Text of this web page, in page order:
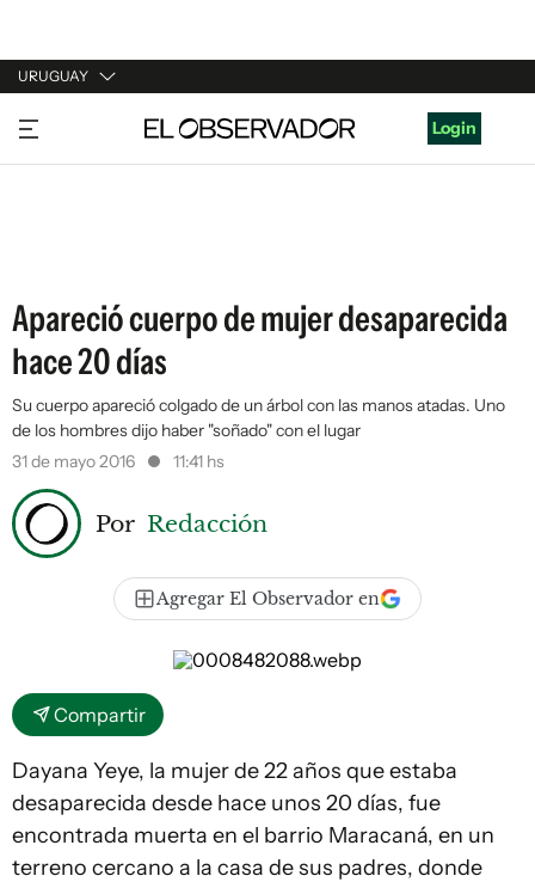
URUGUAY
URUGUAY
ARGENTINA
Login
Apareció cuerpo de mujer desaparecida
hace 20 días
Su cuerpo apareció colgado de un árbol con las manos atadas. Uno
de los hombres dijo haber "soñado" con el lugar
31 de mayo 2016
11:41 hs
Por Redacción
Agregar El Observador en
Compartir
Dayana Yeye, la mujer de 22 años que estaba
desaparecida desde hace unos 20 días, fue
encontrada muerta en el barrio Maracaná, en un
terreno cercano a la casa de sus padres, donde